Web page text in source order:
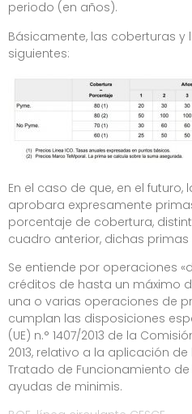
periodo (en años).
Básicamente, las coberturas y
siguientes:
En el caso de que, en el futuro,
aprobara expresamente
porcentaje de cobertura,
cuadro anterior, dichas
Se entiende por operaciones
créditos de hasta un máximo
una o varias operaciones de
cumplan las disposiciones
(UE) n.° 1407/2013 de la
2013, relativo a la aplicación de
Tratado de Funcionamiento de
ayudas de minimis.